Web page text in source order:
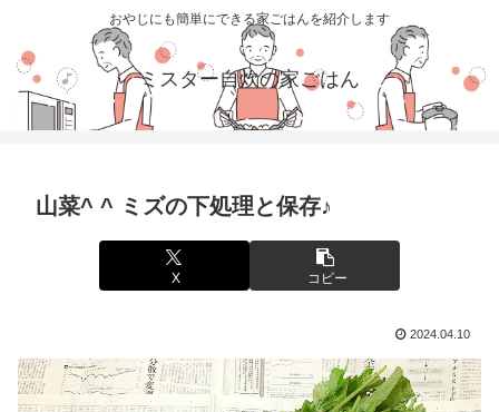
おやじにも簡単にできる家ごはんを紹介します
ミスター自炊の家ごはん
山菜^ ^ ミズの下処理と保存♪
X コピー
2024.04.10